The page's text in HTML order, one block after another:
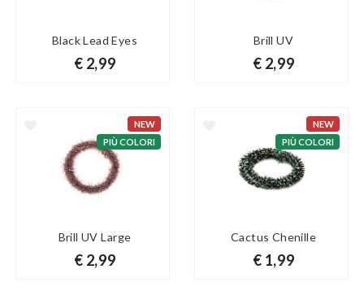
Black Lead Eyes
€ 2,99
Brill UV
€ 2,99
NEW
PIÙ COLORI
Brill UV Large
€ 2,99
NEW
PIÙ COLORI
Cactus Chenille
€ 1,99